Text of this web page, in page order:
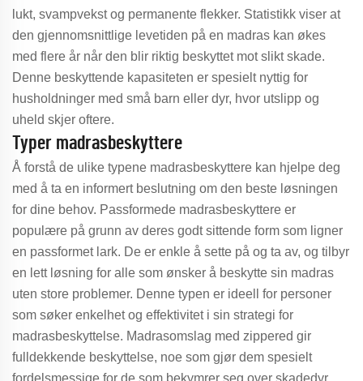
lukt, svampvekst og permanente flekker. Statistikk viser at
den gjennomsnittlige levetiden på en madras kan økes
med flere år når den blir riktig beskyttet mot slikt skade.
Denne beskyttende kapasiteten er spesielt nyttig for
husholdninger med små barn eller dyr, hvor utslipp og
uheld skjer oftere.
Typer madrasbeskyttere
Å forstå de ulike typene madrasbeskyttere kan hjelpe deg
med å ta en informert beslutning om den beste løsningen
for dine behov. Passformede madrasbeskyttere er
populære på grunn av deres godt sittende form som ligner
en passformet lark. De er enkle å sette på og ta av, og tilbyr
en lett løsning for alle som ønsker å beskytte sin madras
uten store problemer. Denne typen er ideell for personer
som søker enkelhet og effektivitet i sin strategi for
madrasbeskyttelse. Madrasomslag med zippered gir
fulldekkende beskyttelse, noe som gjør dem spesielt
fordelsmessige for de som bekymrer seg over skadedyr